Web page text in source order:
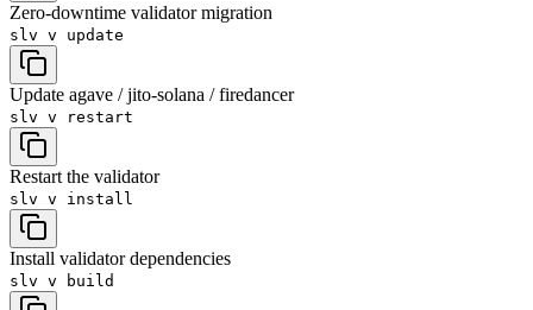
Zero-downtime validator migration
slv v update
Update agave / jito-solana / firedancer
slv v restart
Restart the validator
slv v install
Install validator dependencies
slv v build